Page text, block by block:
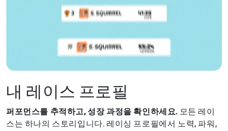
내 레이스 프로필
퍼포먼스를 추적하고, 성장 과정을 확인하세요. 모든 레이
스는 하나의 스토리입니다. 레이싱 프로필에서 노력, 파워,